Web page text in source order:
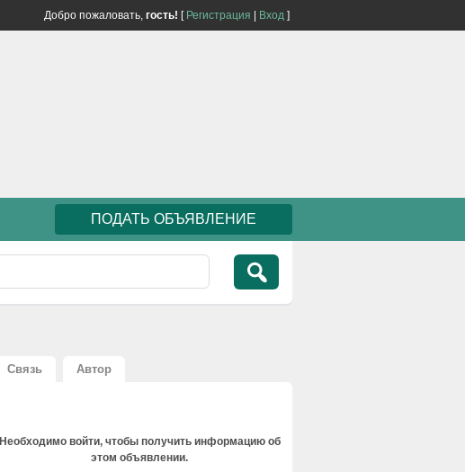
Добро пожаловать, гость! [ Регистрация Вход ]
ПОДАТЬ ОБЪЯВЛЕНИЕ
Связь Автор
Необходимо войти, чтобы получить информацию об
этом объявлении.